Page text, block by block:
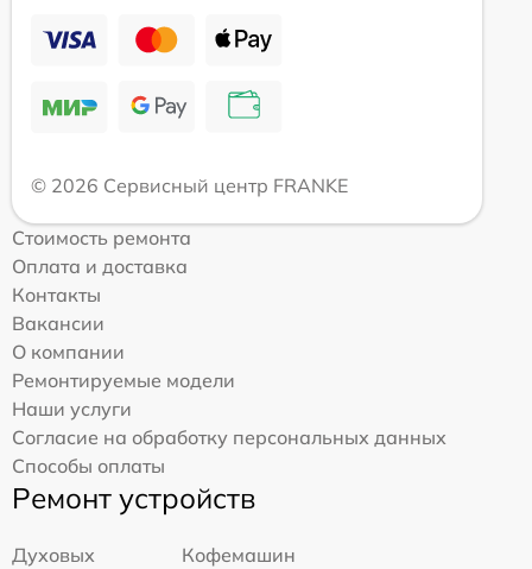
© 2026 Сервисный центр FRANKE
Стоимость ремонта
Оплата и доставка
Контакты
Вакансии
О компании
Ремонтируемые модели
Наши услуги
Согласие на обработку персональных данных
Способы оплаты
Ремонт устройств
Духовых
Кофемашин